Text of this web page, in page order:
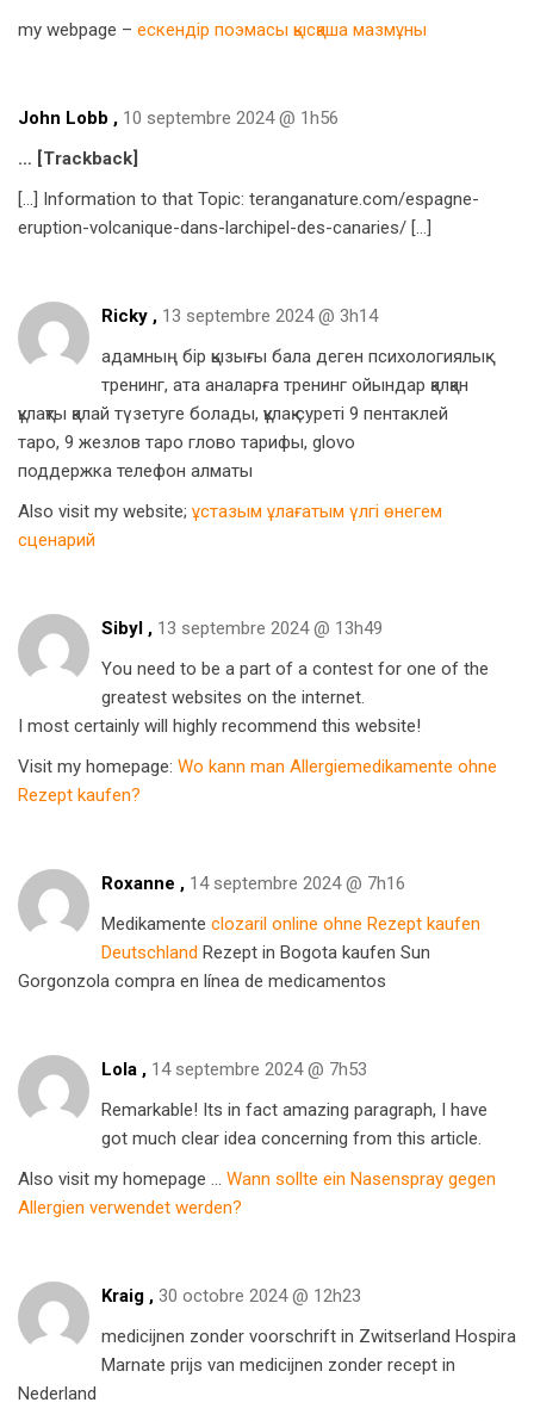
my webpage – ескендір поэмасы қысқаша мазмұны
John Lobb , 10 septembre 2024 @ 1h56
… [Trackback]
[…] Information to that Topic: teranganature.com/espagne-
eruption-volcanique-dans-larchipel-des-canaries/ […]
Ricky , 13 septembre 2024 @ 3h14
адамның бір қызығы бала деген психологиялық
тренинг, ата аналарға тренинг ойындар қалқан
құлақты қалай түзетуге болады, құлақ суреті 9 пентаклей
таро, 9 жезлов таро глово тарифы, glovo
поддержка телефон алматы
Also visit my website; ұстазым ұлағатым үлгі өнегем
сценарий
Sibyl , 13 septembre 2024 @ 13h49
You need to be a part of a contest for one of the
greatest websites on the internet.
I most certainly will highly recommend this website!
Visit my homepage: Wo kann man Allergiemedikamente ohne
Rezept kaufen?
Roxanne , 14 septembre 2024 @ 7h16
Medikamente clozaril online ohne Rezept kaufen
Deutschland Rezept in Bogota kaufen Sun
Gorgonzola compra en línea de medicamentos
Lola , 14 septembre 2024 @ 7h53
Remarkable! Its in fact amazing paragraph, I have
got much clear idea concerning from this article.
Also visit my homepage … Wann sollte ein Nasenspray gegen
Allergien verwendet werden?
Kraig , 30 octobre 2024 @ 12h23
medicijnen zonder voorschrift in Zwitserland Hospira
Marnate prijs van medicijnen zonder recept in
Nederland